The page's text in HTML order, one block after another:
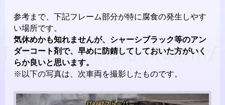
参考まで、下記フレーム部分が特に腐食の発生しやす
い場所です。
気休めかも知れませんが、シャーシブラック等のアン
ダーコート剤で、早めに防錆してしておいた方がいく
らか良いと思います。
※以下の写真は、次車両を撮影したものです。